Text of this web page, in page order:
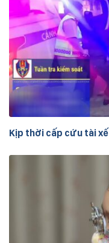
Kịp thời cấp cứu tài